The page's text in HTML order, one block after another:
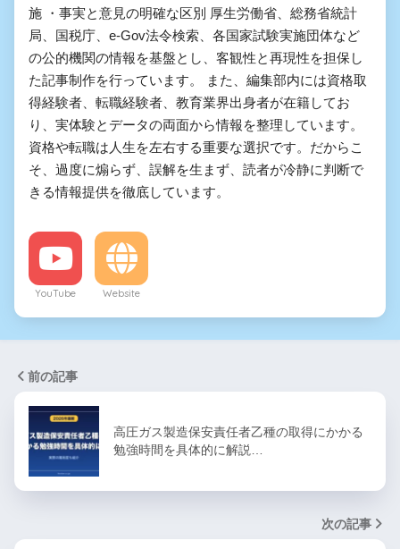
施 ・事実と意見の明確な区別 厚生労働省、総務省統計
局、国税庁、e-Gov法令検索、各国家試験実施団体など
の公的機関の情報を基盤とし、客観性と再現性を担保し
た記事制作を行っています。 また、編集部内には資格取
得経験者、転職経験者、教育業界出身者が在籍してお
り、実体験とデータの両面から情報を整理しています。
資格や転職は人生を左右する重要な選択です。だからこ
そ、過度に煽らず、誤解を生まず、読者が冷静に判断で
きる情報提供を徹底しています。
YouTube Website
前の記事
高圧ガス製造保安責任者乙種の取得にかかる
勉強時間を具体的に解説…
次の記事